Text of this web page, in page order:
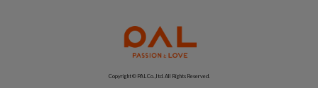
Copyright © PAL Co.,ltd. All Rights Reserved.